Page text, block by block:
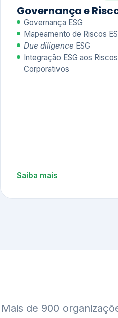
Governança e
Governança ESG
Mapeamento de Riscos
Due diligence ESG
Integração ESG aos Riscos
Corporativos
Saiba mais
Mais de 900